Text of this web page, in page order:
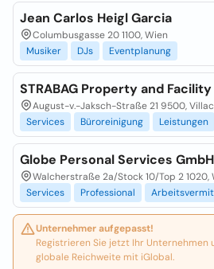
Jean Carlos Heigl Garcia
Columbusgasse 20 1100, Wien
Musiker
DJs Eventplanung
STRABAG Property and
August-v.-Jaksch-Straße 21 9500,
Services
Büroreinigung Leistungen
Globe Personal Services GmbH
Walcherstraße 2a/Stock 10/Top 2 1020,
Services
Professional
Unternehmer aufgepasst!
Registrieren Sie jetzt Ihr Unternehmen
globale Reichweite mit iGlobal.